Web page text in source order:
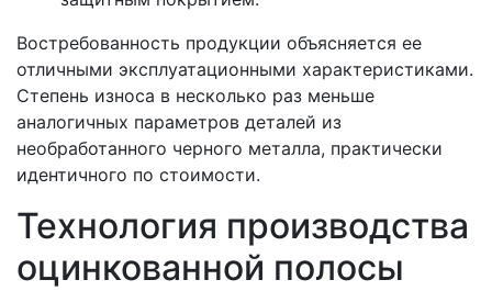
Востребованность продукции объясняется ее
отличными эксплуатационными характеристиками.
Степень износа в несколько раз меньше
аналогичных параметров деталей из
необработанного черного металла, практически
идентичного по стоимости.
Технология производства
оцинкованной полосы